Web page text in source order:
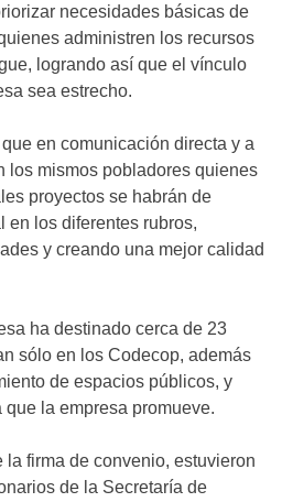
necesidades básicas de
administren los recursos
logrando así que el vínculo
sea estrecho.
en comunicación directa y a
los mismos pobladores quienes
proyectos se habrán de
en los diferentes rubros,
y creando una mejor calidad
ha destinado cerca de 23
sólo en los Codecop, además
de espacios públicos, y
la empresa promueve.
la firma de convenio, estuvieron
de la Secretaría de